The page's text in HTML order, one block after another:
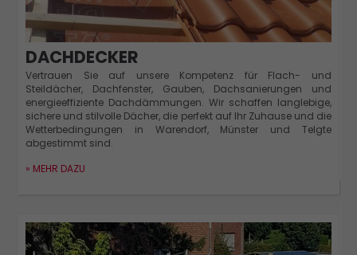
DACHDECKER
Vertrauen Sie auf unsere Kompetenz für Flach- und
Steildächer, Dachfenster, Gauben, Dachsanierungen und
energieeffiziente Dachdämmungen. Wir schaffen langlebige,
sichere und stilvolle Dächer, die perfekt auf Ihr Zuhause und die
Wetterbedingungen in Warendorf, Münster und Telgte
abgestimmt sind.
» MEHR DAZU